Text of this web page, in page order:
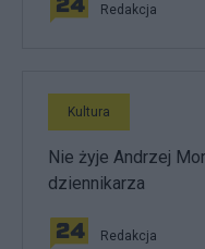
Redakcja
Kultura
Nie żyje Andrzej
dziennikarza
Redakcja